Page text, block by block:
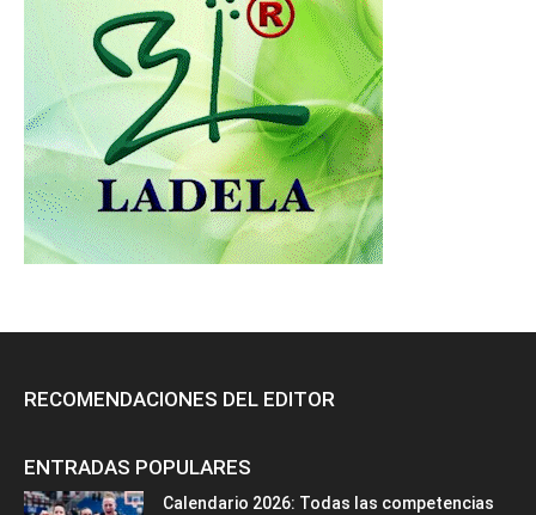
RECOMENDACIONES DEL EDITOR
ENTRADAS POPULARES
Calendario 2026: Todas las competencias